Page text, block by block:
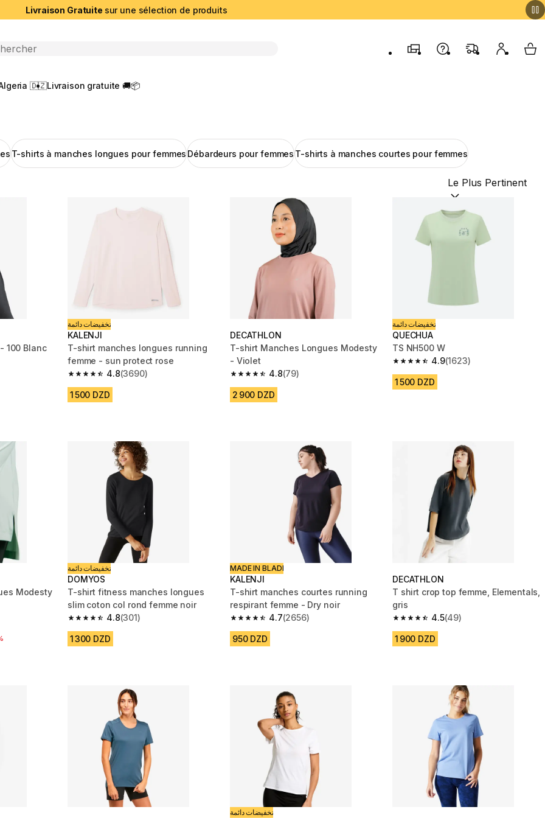
Livraison Gratuite sur une sélection de produits
ouverte
MagasinsContactez-nous
FAQ Mon My
🇩🇿Livraison gratuite 🚚📦
T-shirts à manches longues pour femmes Débardeurs pour femmes T-shirts à manches courtes pour femmes
Trier par :(optional)
100 Blanc
reviews
تخفيضات دائمة
KALENJI
T-shirt manches longues running
femme - sun protect rose
4.8
4.8 out of 5 stars from 3690 reviews
(3690)
1 500 DZD
DECATHLON
T-shirt Manches Longues Modesty
- Violet
4.8
4.8 out of 5 stars from 79 reviews
(79)
2 900 DZD
تخفيضات دائمة
QUECHUA
TS NH500 W
4.9
4.9 out of 5 stars from 1623 reviews
(1623)
1 500 DZD
Modesty
reviews
تخفيضات دائمة
DOMYOS
T-shirt fitness manches longues
slim coton col rond femme noir
4.8
4.8 out of 5 stars from 301 reviews
(301)
1 300 DZD
MADE IN BLADI
KALENJI
T-shirt manches courtes running
respirant femme - Dry noir
4.7
4.7 out of 5 stars from 2656 reviews
(2656)
950 DZD
DECATHLON
T shirt crop top femme, Elementals,
gris
4.5
4.5 out of 5 stars from 49 reviews
(49)
1 900 DZD
تخفيضات دائمة